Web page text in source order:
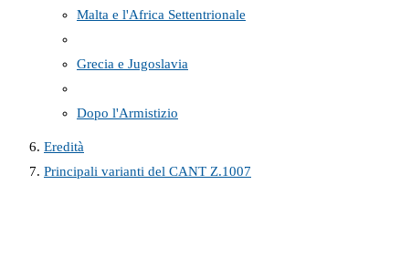
Malta e l'Africa Settentrionale
Grecia e Jugoslavia
Dopo l'Armistizio
Eredità
Principali varianti del CANT Z.1007